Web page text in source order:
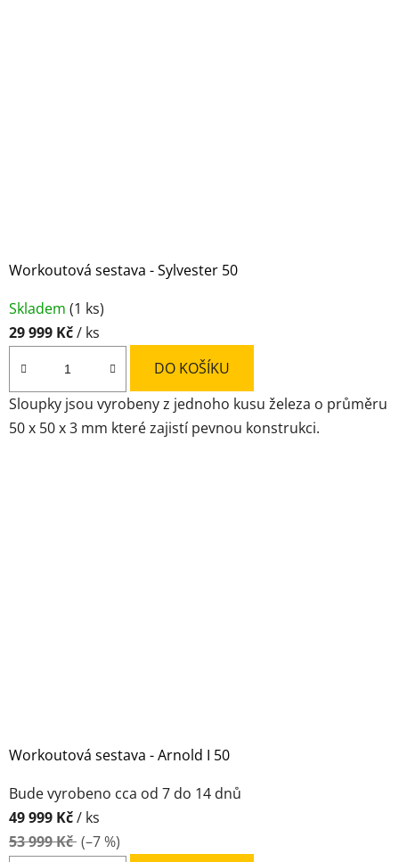
Workoutová sestava - Sylvester 50
hodnocení
produktu
4,6
z
5
Skladem (1 ks)
29 999 Kč/ ks
DO KOŠÍKU
Sloupky jsou vyrobeny z jednoho kusu železa o průměru
50 x 50 x 3 mm které zajistí pevnou konstrukci.
Workoutová sestava - Arnold I 50
hodnocení
produktu
je
Bude vyrobeno cca od 7 do 14 dnů
49 999 Kč/ ks
53 999 Kč (–7 %)